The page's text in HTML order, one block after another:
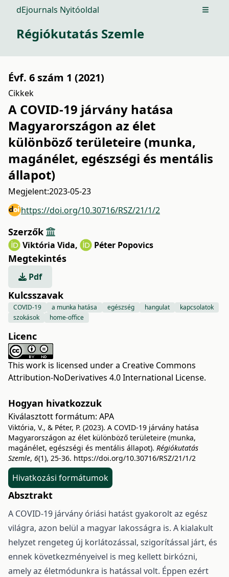
dEjournals Nyitóoldal Open
Régiókutatás Szemle
Évf. 6 szám 1 (2021)
Cikkek
A COVID-19 járvány hatása
Magyarországon az élet
különböző területeire (munka,
magánélet, egészségi és mentális
állapot)
Megjelent:2023-05-23
https://doi.org/10.30716/RSZ/21/1/2
Szerzők
Viktória Vida, Péter Popovics
Megtekintés
Pdf
Kulcsszavak
COVID-19 a munka hatása egészség hangulat
kapcsolatok
szokások
home-office
Licenc
This work is licensed under a Creative Commons
Attribution-NoDerivatives 4.0 International License.
Hogyan hivatkozzuk
Kiválasztott formátum: APA
Viktória, V., & Péter, P. (2023). A COVID-19 járvány hatása
Magyarországon az élet különböző területeire (munka,
magánélet, egészségi és mentális állapot). Régiókutatás
Szemle, 6(1), 25-36. https://doi.org/10.30716/RSZ/21/1/2
Hivatkozási formátumok
Absztrakt
A COVID-19 járvány óriási hatást gyakorolt az egész
világra, azon belül a magyar lakosságra is. A kialakult
helyzet rengeteg új korlátozással, szigorítással járt, és
ennek következményeivel is meg kellett birkózni,
amely az életmódunkra is hatással volt. Éppen ezért